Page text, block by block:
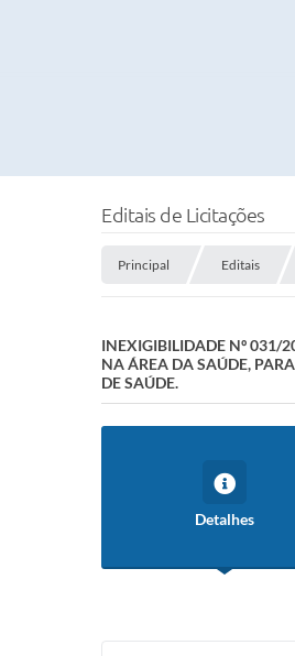
Editais de Licitações
Principal Editais
INEXIGIBILIDADE Nº 031/
NA ÁREA DA SAÚDE,
DE SAÚDE.
Detalhes